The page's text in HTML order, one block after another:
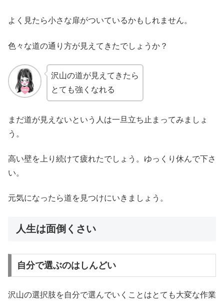
よく見たら小さな扉がついているかもしれません。
色々な道の通り方が見えてきたでしょうか？
沢山の道が見えてきたら
とても強くなれる
まだ道が見えないという人は一旦立ち止まってみましょ
う。
高い壁を上り続けて疲れたでしょう。ゆっくり休んで下さ
い。
元気になったら道を見つけにいきましょう。
人生は面倒くさい
自分で選ぶのはしんどい
沢山の選択肢を自分で選んでいくことはとても大変な作業